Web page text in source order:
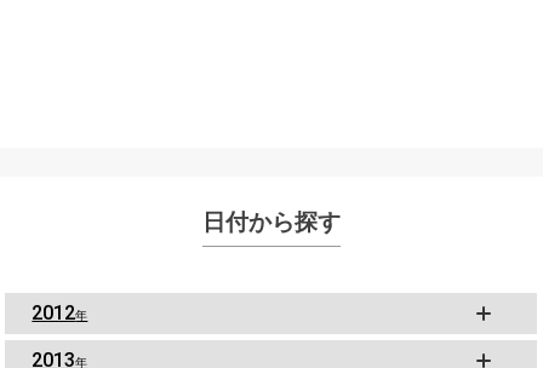
日付から探す
2012年
2013年